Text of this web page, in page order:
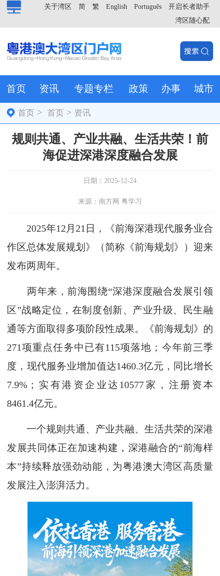
开启长者助手
Português
English
繁
简
关于湾区
湾区随心配
首页 资讯 专题专栏 政策 办事 城市
首页 >首页 > 资讯
规则共通、产业共融、生活共荣！前
海促进深港深度融合发展
日期：2025-12-24
来源：南方网 粤学习
2025年12月21日，《前海深港现代服务业合
作区总体发展规划》（简称《前海规划》）迎来
发布两周年。
两年来，前海围绕“深港深度融合发展引领
区”战略定位，在制度创新、产业升级、民生融
通等方面取得多项阶段性成果。《前海规划》的
271项重点任务中已有115项落地；今年前三季
度，现代服务业增加值达1460.3亿元，同比增长
7.9%；实有港资企业达10577家，注册资本
8461.4亿元。
一个规则共通、产业共融、生活共荣的深港
发展共同体正在加速构建，深港融合的“前海样
本”持续释放强劲动能，为粤港澳大湾区高质量
发展注入澎湃活力。